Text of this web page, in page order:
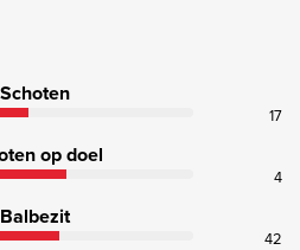
Schoten
17
op doel
4
Balbezit
42